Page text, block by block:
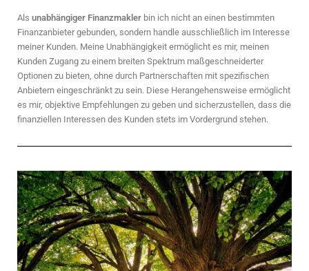
Als unabhängiger Finanzmakler bin ich nicht an einen bestimmten
Finanzanbieter gebunden, sondern handle ausschließlich im Interesse
meiner Kunden. Meine Unabhängigkeit ermöglicht es mir, meinen
Kunden Zugang zu einem breiten Spektrum maßgeschneiderter
Optionen zu bieten, ohne durch Partnerschaften mit spezifischen
Anbietern eingeschränkt zu sein. Diese Herangehensweise ermöglicht
es mir, objektive Empfehlungen zu geben und sicherzustellen, dass die
finanziellen Interessen des Kunden stets im Vordergrund stehen.